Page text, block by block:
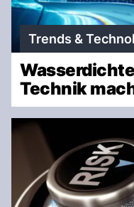
Trends &
Technik